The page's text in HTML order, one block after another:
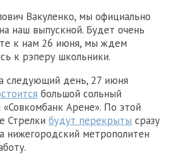
Вакуленко, мы официально
наш выпускной. Будет очень
к нам 26 июня, мы ждем
к рэперу школьники.
следующий день, 27 июня
большой сольный
Арене». По этой
Стрелки будут перекрыты сразу
нижегородский метрополитен